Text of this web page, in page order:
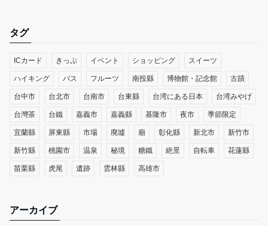
タグ
ICカード きっぷ イベント ショッピング スイーツ
ハイキング バス フルーツ 南投縣 博物館・記念館 古蹟
台中市 台北市 台南市 台東縣 台湾にある日本 台湾みやげ
台灣茶 台鐵 嘉義市 嘉義縣 基隆市 夜市 季節限定
宜蘭縣 屏東縣 市場 廃墟 廟 彰化縣 新北市 新竹市
新竹縣 桃園市 温泉 秘境 糖鐵 絶景 自転車 花蓮縣
苗栗縣 虎尾 遺跡 雲林縣 高雄市
アーカイブ